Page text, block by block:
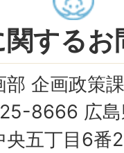
する
部 企画政策課
8666 広島
央五丁目6番